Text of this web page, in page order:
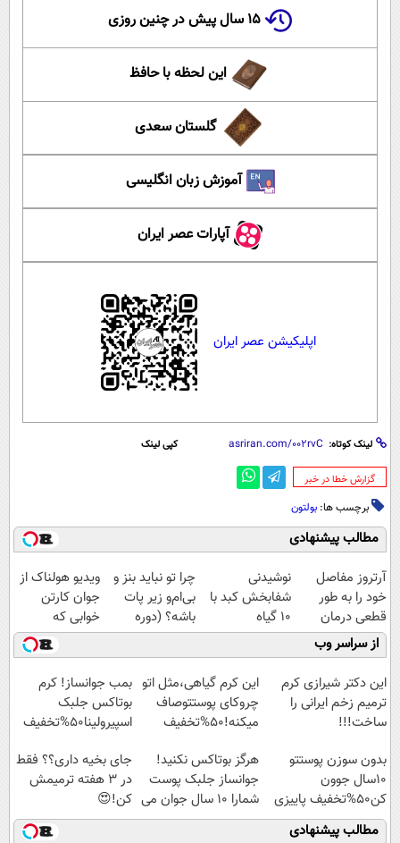
۱۵ سال پیش در چنین روزی
این لحظه با حافظ
گلستان سعدی
آموزش زبان انگلیسی
آپارات عصر ایران
اپلیکیشن عصر ایران
لینک کوتاه: کپی لینک
‌گزارش خطا در خبر
برچسب ها: بولتون
مطالب پیشنهادی
آرتروز مفاصل
خود را به طور
قطعی درمان
کنید!
◗پرسش‌نامه◖
نوشیدنی
شفابخش کبد با
10 گیاه
موثر(تخفیف تا
امشب)
چرا تو نباید بنز و
بی‌ام‌و زیر پات
باشه؟ (دوره
رایگان درآمد
میلیاردی)
ویدیو هولناک از
جوان کارتن
خوابی که
میلیاردر شد.
آموزش رایگان
از سراسر وب
این دکتر شیرازی کرم
ترمیم زخم ایرانی را
ساخت!!!
این کرم گیاهی،مثل اتو
چروکای پوستتوصاف
میکنه!50%تخفیف
بمب جوانساز! کرم
بوتاکس جلبک
اسپیرولینا50%تخفیف
بدون سوزن پوستتو
10سال جوون
کن50%تخفیف پاییزی
هرگز بوتاکس نکنید!
جوانساز جلبک پوست
شمارا ۱۰ سال جوان می
کند
جای بخیه داری؟؟ فقط
در 3 هفته ترمیمش
کن!😍
مطالب پیشنهادی